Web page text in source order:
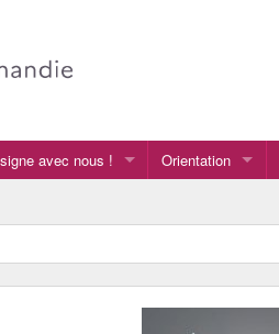
avec nous !
Orientation